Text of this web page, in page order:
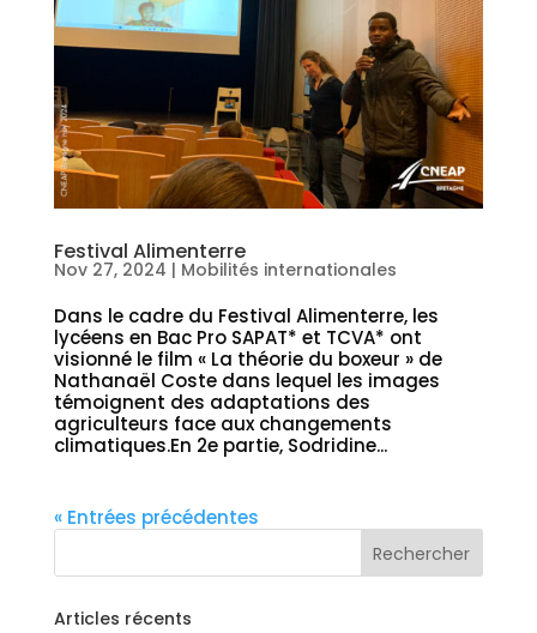
Festival Alimenterre
Nov 27, 2024 | Mobilités internationales
Dans le cadre du Festival Alimenterre, les
lycéens en Bac Pro SAPAT* et TCVA* ont
visionné le film « La théorie du boxeur » de
Nathanaël Coste dans lequel les images
témoignent des adaptations des
agriculteurs face aux changements
climatiques.En 2e partie, Sodridine...
« Entrées précédentes
Articles récents